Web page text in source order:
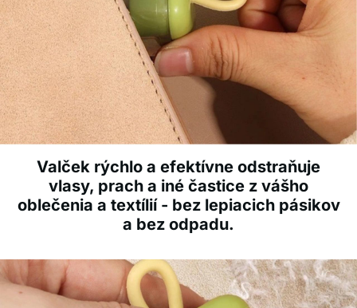
Valček rýchlo a efektívne odstraňuje
vlasy, prach a iné častice z vášho
oblečenia a textílií - bez lepiacich pásikov
a bez odpadu.